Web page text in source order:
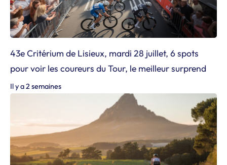
43e Critérium de Lisieux, mardi 28 juillet, 6 spots
pour voir les coureurs du Tour, le meilleur surprend
Il y a 2 semaines